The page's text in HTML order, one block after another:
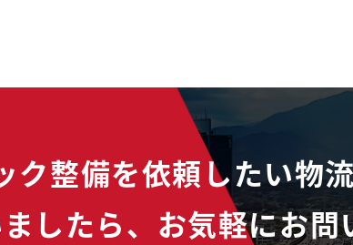
ク整備を依頼したい物
したら、 お気軽にお